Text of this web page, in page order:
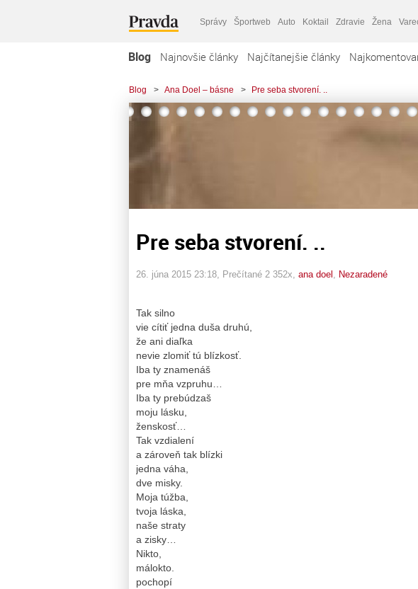
Správy Športweb Auto Koktail Zdravie Žena
Blog Najnovšie články Najčítanejšie články
Blog > Ana Doel – básne > Pre seba stvorení. ..
Pre seba stvorení. ..
26. júna 2015 23:18 , Prečítané 2 352x, ana doel Nezaradené
Tak silno
vie cítiť jedna duša druhú,
že ani diaľka
nevie zlomiť tú blízkosť.
Iba ty znamenáš
pre mňa vzpruhu…
Iba ty prebúdzaš
moju lásku,
ženskosť…
Tak vzdialení
a zároveň tak blízki
jedna váha,
dve misky.
Moja túžba,
tvoja láska,
naše straty
a zisky…
Nikto,
málokto.
pochopí